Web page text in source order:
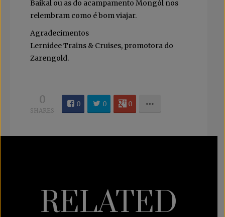
Baikal ou as do acampamento Mongól nos
relembram como é bom viajar.
Agradecimentos
Lernidee Trains & Cruises, promotora do
Zarengold.
0
SHARES
0 0 0
RELATED